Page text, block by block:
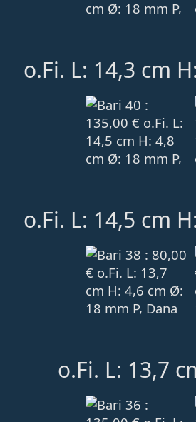
o.Fi. L: 14,3 cm
o.Fi. L: 14,5 cm
o.Fi. L: 13,7